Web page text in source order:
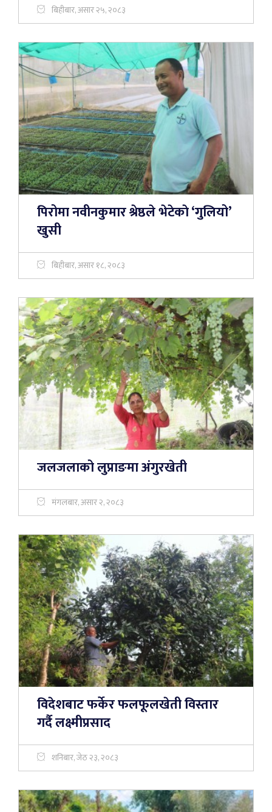
बिहीबार, असार २५, २०८३
पिरोमा नवीनकुमार श्रेष्ठले भेटेकाे ‘गुलियो’
खुसी
बिहीबार, असार १८, २०८३
जलजलाको लुप्राङमा अंगुरखेती
मंगलबार, असार २, २०८३
विदेशबाट फर्केर फलफूलखेती विस्तार
गर्दै लक्ष्मीप्रसाद
शनिबार, जेठ २३, २०८३